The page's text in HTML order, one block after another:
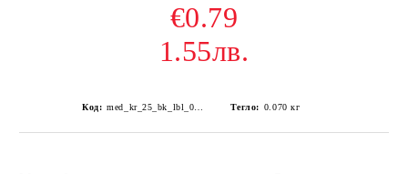
€0.79
1.55лв.
Код: Тегло: 0.070 кг